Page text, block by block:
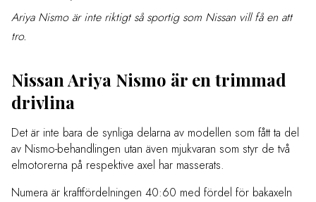
Ariya Nismo är inte riktigt så sportig som Nissan vill få en att
tro.
Nissan Ariya Nismo är en trimmad
drivlina
Det är inte bara de synliga delarna av modellen som fått ta del
av Nismo-behandlingen utan även mjukvaran som styr de två
elmotorerna på respektive axel har masserats.
Numera är kraftfördelningen 40:60 med fördel för bakaxeln